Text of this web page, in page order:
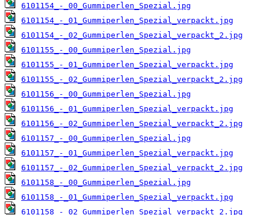
6101154_-_00_Gummiperlen_Spezial.jpg
6101154_-_01_Gummiperlen_Spezial_verpackt.jpg
6101154_-_02_Gummiperlen_Spezial_verpackt_2.jpg
6101155_-_00_Gummiperlen_Spezial.jpg
6101155_-_01_Gummiperlen_Spezial_verpackt.jpg
6101155_-_02_Gummiperlen_Spezial_verpackt_2.jpg
6101156_-_00_Gummiperlen_Spezial.jpg
6101156_-_01_Gummiperlen_Spezial_verpackt.jpg
6101156_-_02_Gummiperlen_Spezial_verpackt_2.jpg
6101157_-_00_Gummiperlen_Spezial.jpg
6101157_-_01_Gummiperlen_Spezial_verpackt.jpg
6101157_-_02_Gummiperlen_Spezial_verpackt_2.jpg
6101158_-_00_Gummiperlen_Spezial.jpg
6101158_-_01_Gummiperlen_Spezial_verpackt.jpg
6101158_-_02_Gummiperlen_Spezial_verpackt_2.jpg